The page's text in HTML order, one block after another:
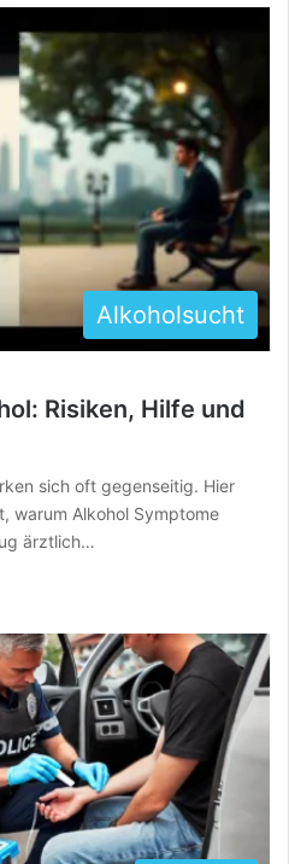
Alkoholsucht
Risiken, Hilfe und
sich oft gegenseitig. Hier
warum Alkohol Symptome
ärztlich…